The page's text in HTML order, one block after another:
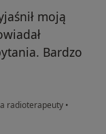
moją
Bardzo
radioterapeuty •